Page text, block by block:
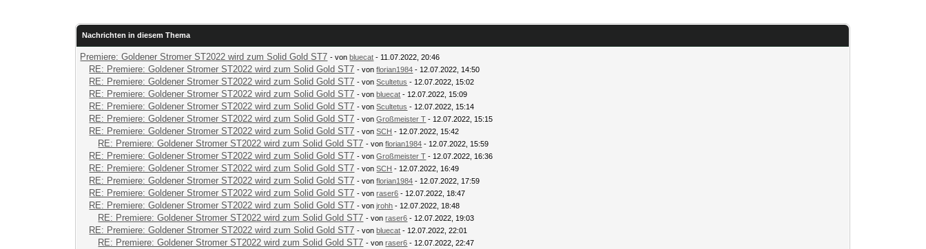
Nachrichten in diesem Thema
Premiere: Goldener Stromer ST2022 wird zum Solid Gold ST7 - vonbluecat - 11.07.2022, 20:46
RE: Premiere: Goldener Stromer ST2022 wird zum Solid Gold ST7 - vonflorian1984 - 12.07.2022, 14:50
RE: Premiere: Goldener Stromer ST2022 wird zum Solid Gold ST7 - vonScultetus - 12.07.2022, 15:02
RE: Premiere: Goldener Stromer ST2022 wird zum Solid Gold ST7 - vonbluecat - 12.07.2022, 15:09
RE: Premiere: Goldener Stromer ST2022 wird zum Solid Gold ST7 - vonScultetus - 12.07.2022, 15:14
RE: Premiere: Goldener Stromer ST2022 wird zum Solid Gold ST7 - vonGroßmeister T - 12.07.2022, 15:15
RE: Premiere: Goldener Stromer ST2022 wird zum Solid Gold ST7 - vonSCH - 12.07.2022, 15:42
RE: Premiere: Goldener Stromer ST2022 wird zum Solid Gold ST7 - vonflorian1984 - 12.07.2022, 15:59
RE: Premiere: Goldener Stromer ST2022 wird zum Solid Gold ST7 - vonGroßmeister T - 12.07.2022, 16:36
RE: Premiere: Goldener Stromer ST2022 wird zum Solid Gold ST7 - vonSCH - 12.07.2022, 16:49
RE: Premiere: Goldener Stromer ST2022 wird zum Solid Gold ST7 - vonflorian1984 - 12.07.2022, 17:59
RE: Premiere: Goldener Stromer ST2022 wird zum Solid Gold ST7 - vonraser6 - 12.07.2022, 18:47
RE: Premiere: Goldener Stromer ST2022 wird zum Solid Gold ST7 - vonjrohh - 12.07.2022, 18:48
RE: Premiere: Goldener Stromer ST2022 wird zum Solid Gold ST7 - vonraser6 - 12.07.2022, 19:03
RE: Premiere: Goldener Stromer ST2022 wird zum Solid Gold ST7 - vonbluecat - 12.07.2022, 22:01
RE: Premiere: Goldener Stromer ST2022 wird zum Solid Gold ST7 - vonraser6 - 12.07.2022, 22:47